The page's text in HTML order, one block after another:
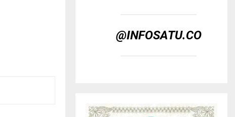
@INFOSATU.CO